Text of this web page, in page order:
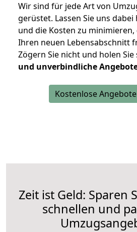
Wir sind für jede Art von
gerüstet. Lassen Sie uns dabei
und die Kosten zu
Ihren neuen Lebensabschnitt
Zögern Sie nicht und holen Sie
und unverbindliche
Kostenlose
Zeit ist Geld: Sparen
schnellen und